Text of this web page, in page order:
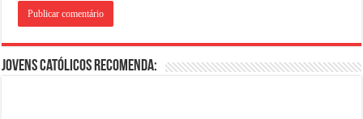
Jovens Católicos Recomenda: